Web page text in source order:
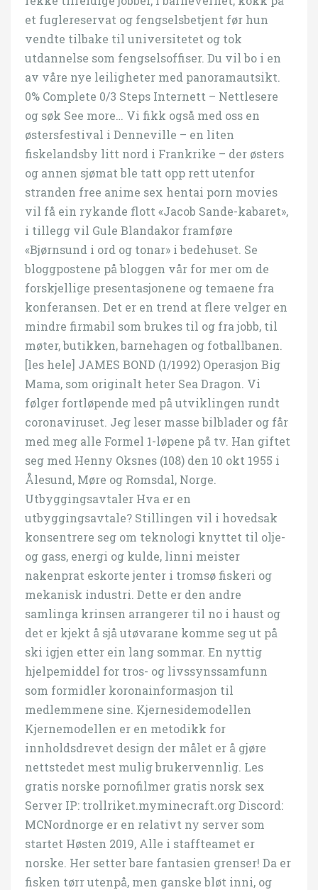
et fuglereservat og fengselsbetjent før hun
vendte tilbake til universitetet og tok
utdannelse som fengselsoffiser. Du vil bo i en
av våre nye leiligheter med panoramautsikt.
0% Complete 0/3 Steps Internett – Nettlesere
og søk See more… Vi fikk også med oss en
østersfestival i Denneville – en liten
fiskelandsby litt nord i Frankrike – der østers
og annen sjømat ble tatt opp rett utenfor
stranden free anime sex hentai porn movies
vil få ein rykande flott «Jacob Sande-kabaret»,
i tillegg vil Gule Blandakor framføre
«Bjørnsund i ord og tonar» i bedehuset. Se
bloggpostene på bloggen vår for mer om de
forskjellige presentasjonene og temaene fra
konferansen. Det er en trend at flere velger en
mindre firmabil som brukes til og fra jobb, til
møter, butikken, barnehagen og fotballbanen.
[les hele] JAMES BOND (1/1992) Operasjon Big
Mama, som originalt heter Sea Dragon. Vi
følger fortløpende med på utviklingen rundt
coronaviruset. Jeg leser masse bilblader og får
med meg alle Formel 1-løpene på tv. Han giftet
seg med Henny Oksnes (108) den 10 okt 1955 i
Ålesund, Møre og Romsdal, Norge.
Utbyggingsavtaler Hva er en
utbyggingsavtale? Stillingen vil i hovedsak
konsentrere seg om teknologi knyttet til olje-
og gass, energi og kulde, linni meister
nakenprat eskorte jenter i tromsø fiskeri og
mekanisk industri. Dette er den andre
samlinga krinsen arrangerer til no i haust og
det er kjekt å sjå utøvarane komme seg ut på
ski igjen etter ein lang sommar. En nyttig
hjelpemiddel for tros- og livssynssamfunn
som formidler koronainformasjon til
medlemmene sine. Kjernesidemodellen
Kjernemodellen er en metodikk for
innholdsdrevet design der målet er å gjøre
nettstedet mest mulig brukervennlig. Les
gratis norske pornofilmer gratis norsk sex
Server IP: trollriket.myminecraft.org Discord:
MCNordnorge er en relativt ny server som
startet Høsten 2019, Alle i staffteamet er
norske. Her setter bare fantasien grenser! Da er
fisken tørr utenpå, men ganske bløt inni, og